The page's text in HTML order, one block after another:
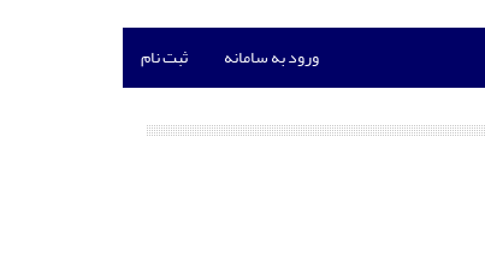
ورود به سامانه ثبت نام